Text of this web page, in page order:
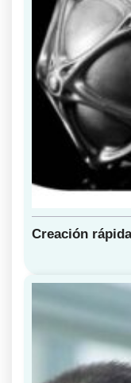
Creación